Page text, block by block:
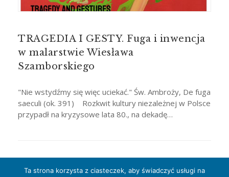
TRAGEDIA I GESTY. Fuga i inwencja
w malarstwie Wiesława
Szamborskiego
"Nie wstydźmy się więc uciekać." Św. Ambroży, De fuga
saeculi (ok. 391) Rozkwit kultury niezależnej w Polsce
przypadł na kryzysowe lata 80., na dekadę…
Ta strona korzysta z ciasteczek, aby świadczyć usługi na